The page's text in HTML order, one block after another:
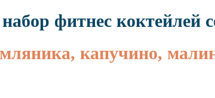
фитнес коктейлей
капучино,